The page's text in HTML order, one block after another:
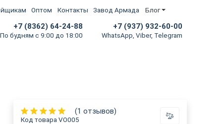
Оптом Контакты Завод Армада Блог
+7 (8362) 64-24-88
По будням с 9:00 до 18:00
+7 (937) 932-60-00
WhatsApp, Viber, Telegram
(1 отзывов)
Код товара VO005